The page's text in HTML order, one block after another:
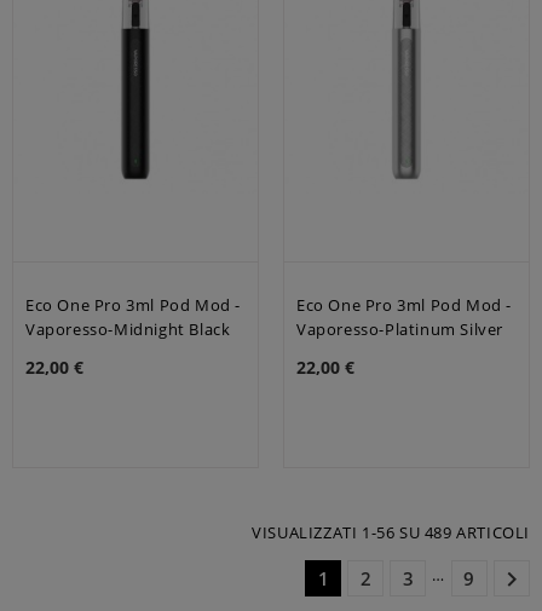
Eco One Pro 3ml Pod Mod -
Vaporesso-Midnight Black
22,00 €
Eco One Pro 3ml Pod Mod -
Vaporesso-Platinum Silver
22,00 €
VISUALIZZATI 1-56 SU 489 ARTICOLI
1 2 3 … 9 